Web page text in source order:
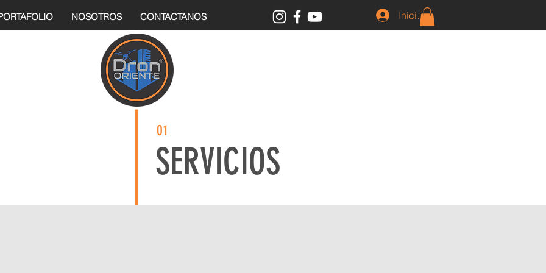
NOSOTROS CONTACTANOS Iniciar Sesion
01
SERVICIOS